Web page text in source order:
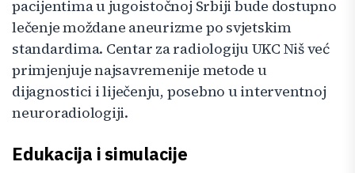
pacijentima u jugoistočnoj Srbiji bude dostupno
lečenje moždane aneurizme po svjetskim
standardima. Centar za radiologiju UKC Niš već
primjenjuje najsavremenije metode u
dijagnostici i liječenju, posebno u interventnoj
neuroradiologiji.
Edukacija i simulacije